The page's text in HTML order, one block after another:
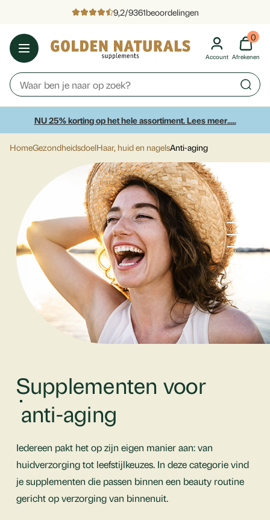
9,2/9361beoordelingen
Account
0
Afrekenen
NU 25% korting op het hele assortiment. Lees meer.....
HomeGezondheidsdoelHaar, huid en nagelsAnti-aging
Supplementen voor
anti-aging
Iedereen pakt het op zijn eigen manier aan: van
huidverzorging tot leefstijlkeuzes. In deze categorie vind
je supplementen die passen binnen een beauty routine
gericht op verzorging van binnenuit.